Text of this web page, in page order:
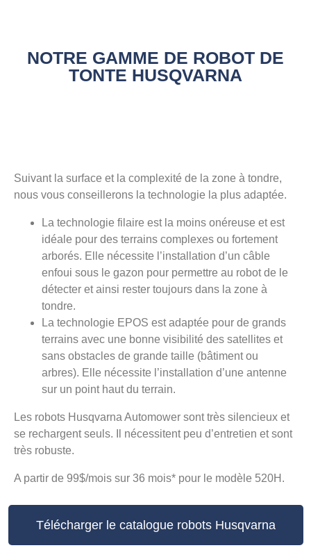
NOTRE GAMME DE ROBOT DE
TONTE HUSQVARNA
Suivant la surface et la complexité de la zone à tondre,
nous vous conseillerons la technologie la plus adaptée.
La technologie filaire est la moins onéreuse et est
idéale pour des terrains complexes ou fortement
arborés. Elle nécessite l’installation d’un câble
enfoui sous le gazon pour permettre au robot de le
détecter et ainsi rester toujours dans la zone à
tondre.
La technologie EPOS est adaptée pour de grands
terrains avec une bonne visibilité des satellites et
sans obstacles de grande taille (bâtiment ou
arbres). Elle nécessite l’installation d’une antenne
sur un point haut du terrain.
Les robots Husqvarna Automower sont très silencieux et
se rechargent seuls. Il nécessitent peu d’entretien et sont
très robuste.
A partir de 99$/mois sur 36 mois* pour le modèle 520H.
Télécharger le catalogue robots Husqvarna